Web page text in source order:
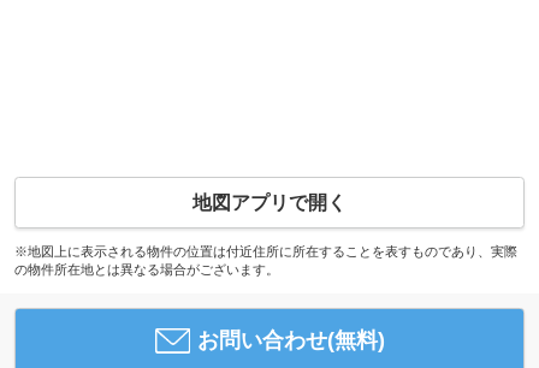
地図アプリで開く
※地図上に表示される物件の位置は付近住所に所在することを表すものであり、実際
の物件所在地とは異なる場合がございます。
お問い合わせ(無料)